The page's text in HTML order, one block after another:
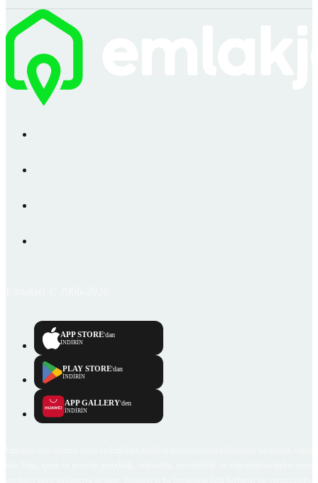
APP STORE'dan
İNDİRİN
PLAY STORE'dan
İNDİRİN
APP GALLERY'den
İNDİRİN